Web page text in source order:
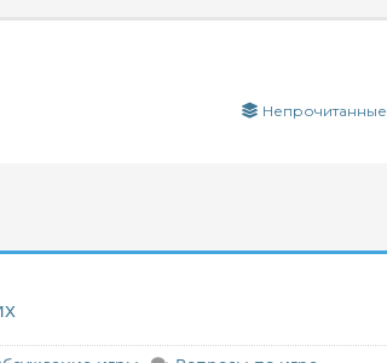
Непрочитанные